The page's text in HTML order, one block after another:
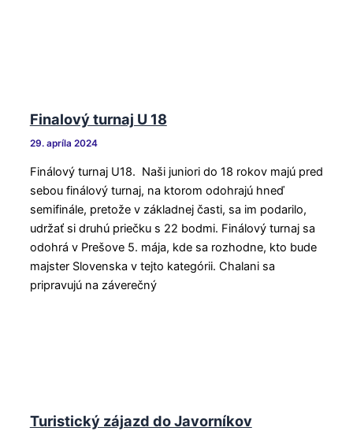
Finalový turnaj U 18
29. apríla 2024
Finálový turnaj U18. Naši juniori do 18 rokov majú pred
sebou finálový turnaj, na ktorom odohrajú hneď
semifinále, pretože v základnej časti, sa im podarilo,
udržať si druhú priečku s 22 bodmi. Finálový turnaj sa
odohrá v Prešove 5. mája, kde sa rozhodne, kto bude
majster Slovenska v tejto kategórii. Chalani sa
pripravujú na záverečný
Turistický zájazd do Javorníkov